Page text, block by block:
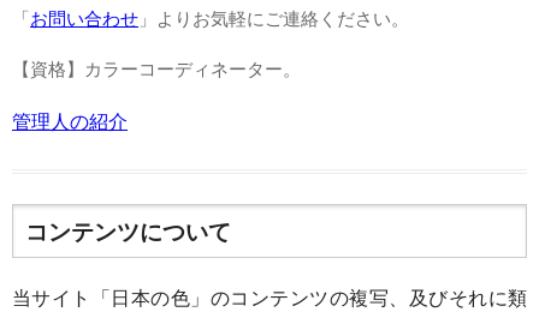
「お問い合わせ 」よりお気軽にご連絡ください。
【資格】カラーコーディネーター。
管理人の紹介
コンテンツについて
当サイト「日本の色」のコンテンツの複写、及びそれに類